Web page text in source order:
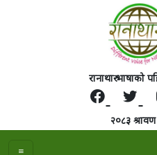
रानाथारु भाषाको
२०८३